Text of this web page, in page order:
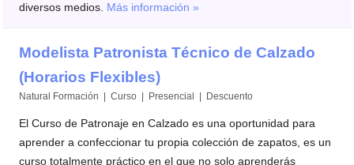
diversos medios. Más información »
Modelista Patronista Técnico de Calzado
(Horarios Flexibles)
Natural Formación | Curso | Presencial | Descuento
El Curso de Patronaje en Calzado es una oportunidad para
aprender a confeccionar tu propia colección de zapatos, es un
curso totalmente práctico en el que no solo aprenderás